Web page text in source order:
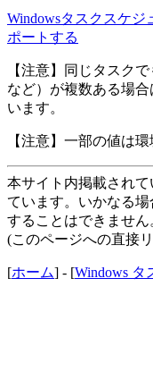
Windowsタスクスケ
ポートする
【注意】同じタスク
など）が複数ある場
います。
【注意】一部の値は
本サイト内掲載され
ています。いかなる
することはできません
(このページへの直接
[ホーム] - [Windows タ